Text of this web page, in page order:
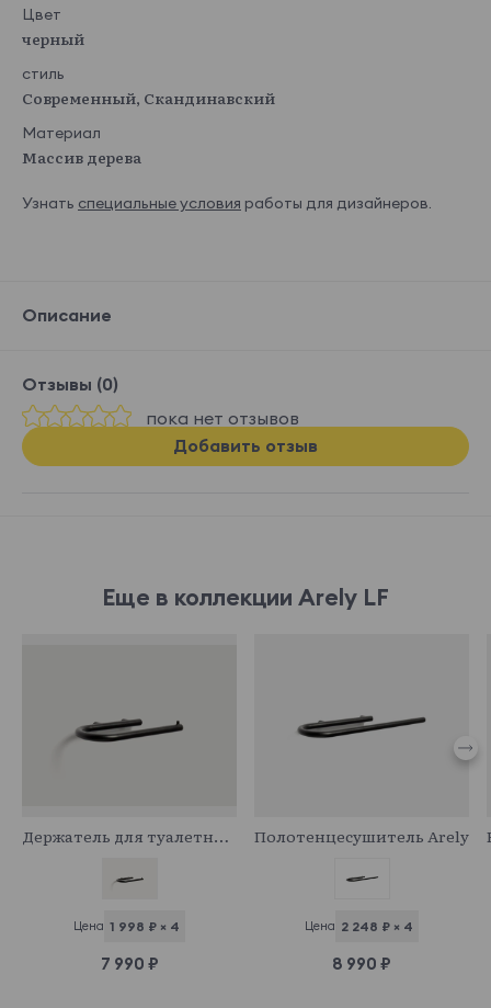
Цвет
черный
стиль
Современный, Скандинавский
Материал
Массив дерева
Узнать специальные условия работы для дизайнеров.
Описание
Отзывы (0)
пока нет отзывов
Добавить отзыв
Еще в коллекции Arely LF
Держатель для туалетной бумаги Arely черный металл
Цена 1 998 ₽ × 4
7 990 ₽
Полотенцесушитель Arely
Цена 2 248 ₽ × 4
8 990 ₽